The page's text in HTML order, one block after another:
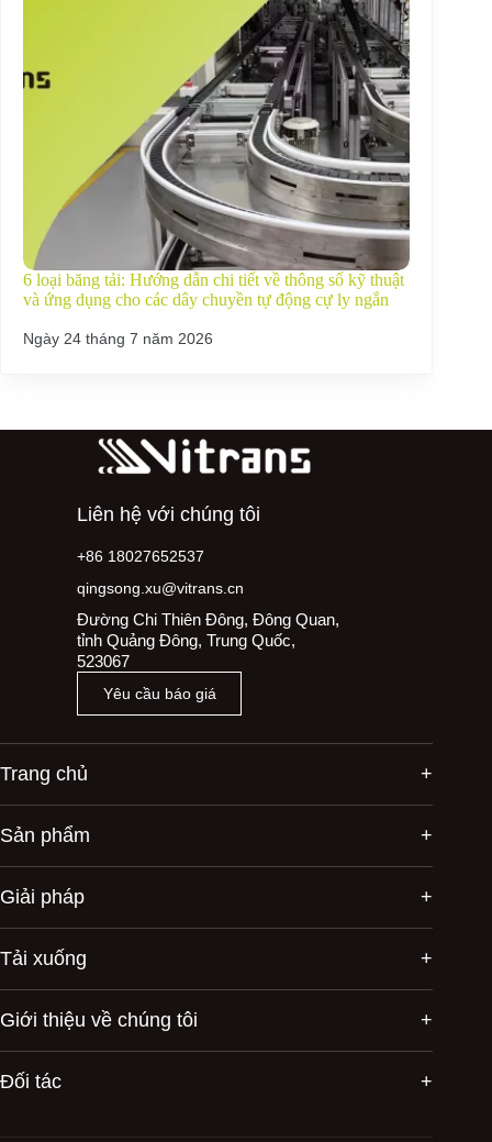
6 loại băng tải: Hướng dẫn chi tiết về thông số kỹ thuật
và ứng dụng cho các dây chuyền tự động cự ly ngắn
Ngày 24 tháng 7 năm 2026
Liên hệ với chúng tôi
+86 18027652537
qingsong.xu@vitrans.cn
Đường Chi Thiên Đông, Đông Quan,
tỉnh Quảng Đông, Trung Quốc,
523067
Yêu cầu báo giá
Trang chủ
Sản phẩm
Giải pháp
Tải xuống
Giới thiệu về chúng tôi
Đối tác